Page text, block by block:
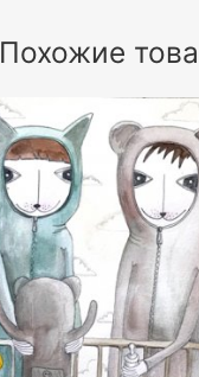
Похожие